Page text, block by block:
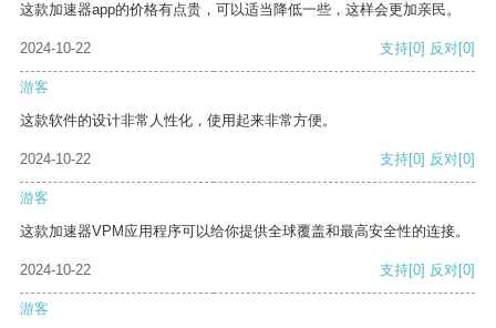
这款加速器app的价格有点贵，可以适当降低一些，这样会更加亲民。
2024-10-22 支持[0] 反对[0]
游客
这款软件的设计非常人性化，使用起来非常方便。
2024-10-22 支持[0] 反对[0]
游客
这款加速器VPM应用程序可以给你提供全球覆盖和最高安全性的连接。
2024-10-22 支持[0] 反对[0]
游客